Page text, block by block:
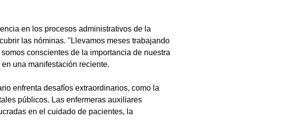
en los procesos administrativos de la
las nóminas. "Llevamos meses trabajando
conscientes de la importancia de nuestra
una manifestación reciente.
enfrenta desafíos extraordinarios, como la
públicos. Las enfermeras auxiliares
en el cuidado de pacientes, la